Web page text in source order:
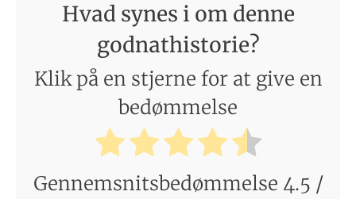
Hvad synes i om denne
godnathistorie?
Klik på en stjerne for at give en
bedømmelse
Gennemsnitsbedømmelse 4.5 /